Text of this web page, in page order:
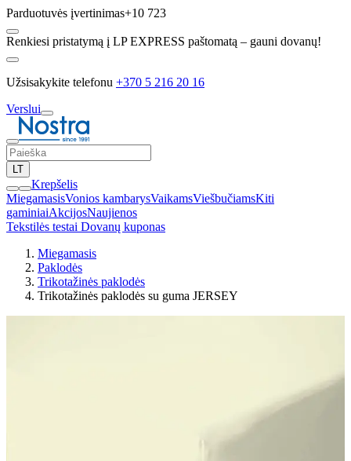
Parduotuvės įvertinimas+10 723
Renkiesi pristatymą į LP EXPRESS paštomatą – gauni dovanų!
Užsisakykite telefonu +370 5 216 20 16
Verslui
LT
Krepšelis
MiegamasisVonios kambarysVaikamsViešbučiamsKiti
gaminiaiAkcijosNaujienos
Tekstilės testai Dovanų kuponas
Miegamasis
Paklodės
Trikotažinės paklodės
Trikotažinės paklodės su guma JERSEY